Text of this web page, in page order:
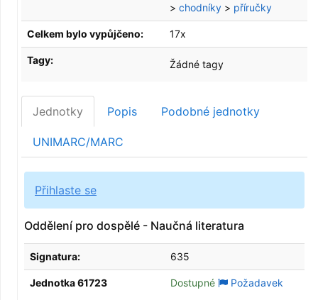
> chodníky > příručky
Celkem bylo vypůjčeno: 17x
Tagy: Žádné tagy
Jednotky Popis Podobné jednotky
UNIMARC/MARC
Přihlaste se
Oddělení pro dospělé - Naučná literatura
Signatura: 635
Jednotka 61723 Dostupné Požadavek